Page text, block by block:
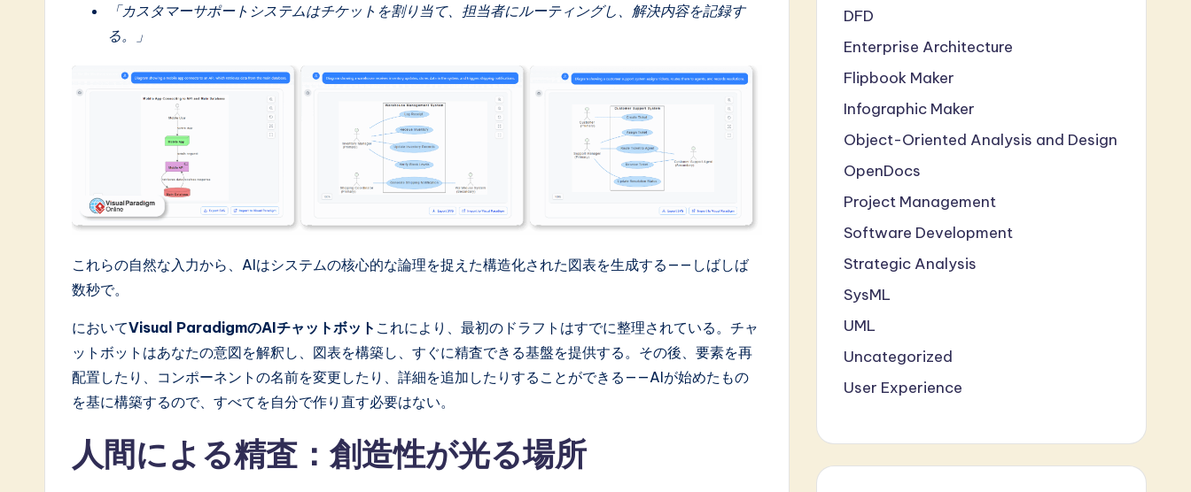
ft
w
「カスタマーサポートシステムはチケットを割り当て、担当者にルーティングし、解決内容を記録す
る。」
これらの自然な入力から、AIはシステムの核心的な論理を捉えた構造化された図表を生成する——しばしば
数秒で。
においてVisual ParadigmのAIチャットボット これにより、最初のドラフトはすでに整理されている。チャ
ットボットはあなたの意図を解釈し、図表を構築し、すぐに精査できる基盤を提供する。その後、要素を再
配置したり、コンポーネントの名前を変更したり、詳細を追加したりすることができる——AIが始めたもの
を基に構築するので、すべてを自分で作り直す必要はない。
人間による精査：創造性が光る場所
DFD
Enterprise Architecture
Flipbook Maker
Infographic Maker
Object-Oriented Analysis and Design
OpenDocs
Project Management
Software Development
Strategic Analysis
SysML
UML
Uncategorized
User Experience